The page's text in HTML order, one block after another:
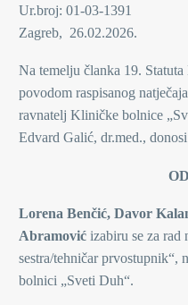
Ur.broj: 01-03-1391
Zagreb, 26.02.2026.
Na temelju članka 19.
povodom raspisanog
ravnatelj Kliničke bolnice
Edvard Galić, dr.med.,
Lorena Benčić, Davor
Abramović izabiru se za rad
sestra/tehničar prvostupnik“,
bolnici „Sveti Duh“.